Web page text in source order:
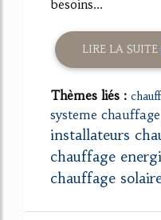
besoins...
LIRE LA SUITE
Thèmes liés :
systeme
installateurs
chauffage
chauffage